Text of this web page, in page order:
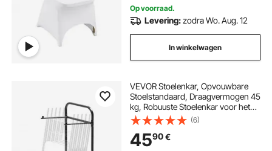
Op voorraad.
Levering:zodra Wo. Aug. 12
In winkelwagen
VEVOR Stoelenkar, Opvouwbare
Stoelstandaard, Draagvermogen 45
kg, Robuuste Stoelenkar voor het
Ophangen van 10 Stoelen, Metalen
Stoelenkar met Rubberen Wielen,
Push-Move Stoelhouder, Matzwart
(6)
4590€